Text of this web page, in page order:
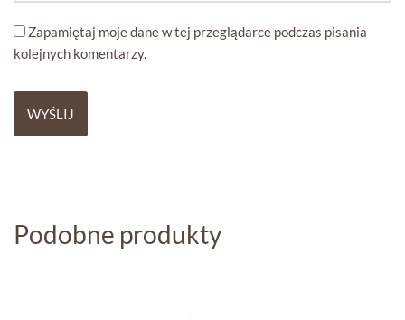
Zapamiętaj moje dane w tej przeglądarce podczas pisania
kolejnych komentarzy.
Podobne produkty